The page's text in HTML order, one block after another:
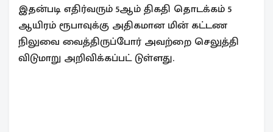
இதன்படி எதிர்வரும் 5ஆம் திகதி தொடக்கம் 5
ஆயிரம் ரூபாவுக்கு அதிகமான மின் கட்டண
நிலுவை வைத்திருப்போர் அவற்றை செலுத்தி
விடுமாறு அறிவிக்கப்பட் டுள்ளது.